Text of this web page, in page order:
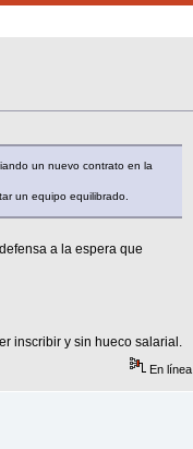
un nuevo contrato en la
un equipo equilibrado.
a la espera que
inscribir y sin hueco salarial.
En línea